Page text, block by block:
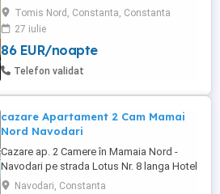
un bloc nou, modern, recent renovat, se
află pe strada Smaraldului, lângă Campus
universitar, aproape de stațiunea Mamaia,
Satul de vacanță, City Park Mall. Dispune
de loc de parcare privat la subteran, 2 tv, 2
Tomis Nord, Constanta, Constanta
27 iulie
86 EUR/noapte
Telefon validat
cazare Apartament 2 Cam Mamai
Nord Navodari
Cazare ap. 2 Camere în Mamaia Nord -
Navodari pe strada Lotus Nr. 8 langa Hotel
Opera si White Tower , langa cluburi , loc
Navodari, Constanta